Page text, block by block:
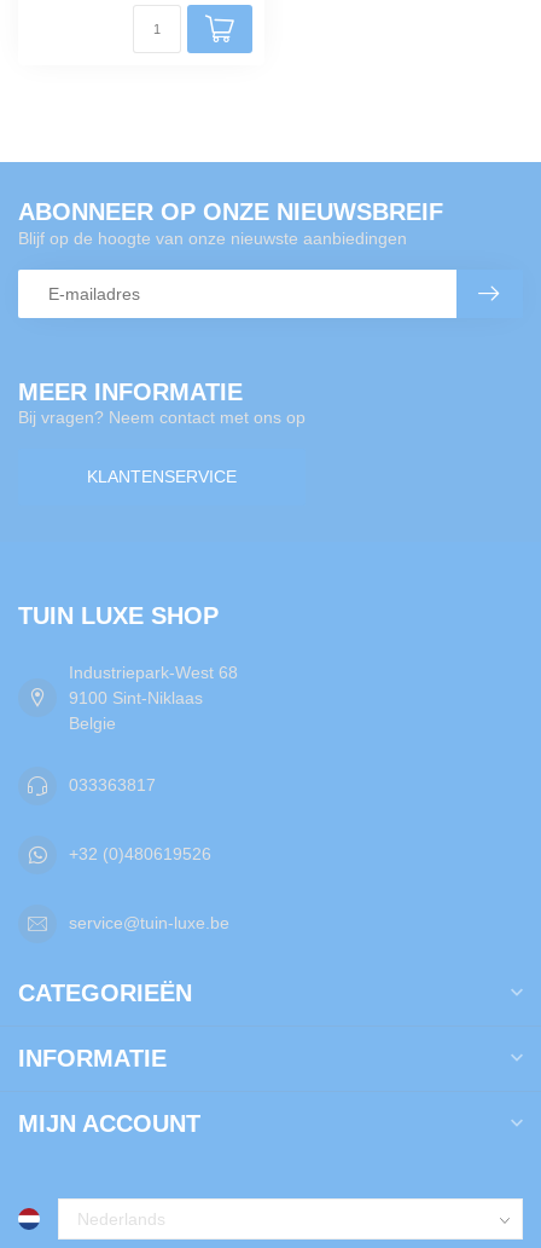
MEER INFORMATIE
Bij vragen? Neem contact met ons op
KLANTENSERVICE
ABONNEER OP ONZE NIEUWSBREIF
Blijf op de hoogte van onze nieuwste aanbiedingen
TUIN LUXE SHOP
Industriepark-West 68
9100 Sint-Niklaas
Belgie
033363817
+32 (0)480619526
service@tuin-luxe.be
CATEGORIEËN
INFORMATIE
MIJN ACCOUNT